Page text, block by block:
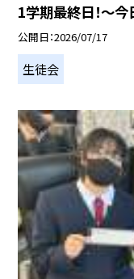
1学期最終日！～
公開日 2026/07/17
生徒会